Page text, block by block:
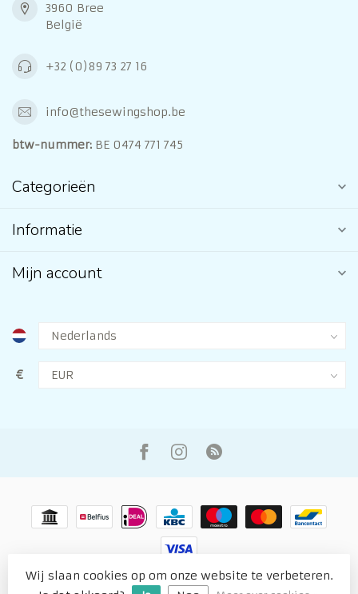
3960 Bree
België
+32 (0)89 73 27 16
info@thesewingshop.be
btw-nummer: BE 0474 771 745
Categorieën
Informatie
Mijn account
€
© Copyright 2026 The Sewing Shop Bree, Limburg (B)-
Wij slaan cookies op om onze website te verbeteren.